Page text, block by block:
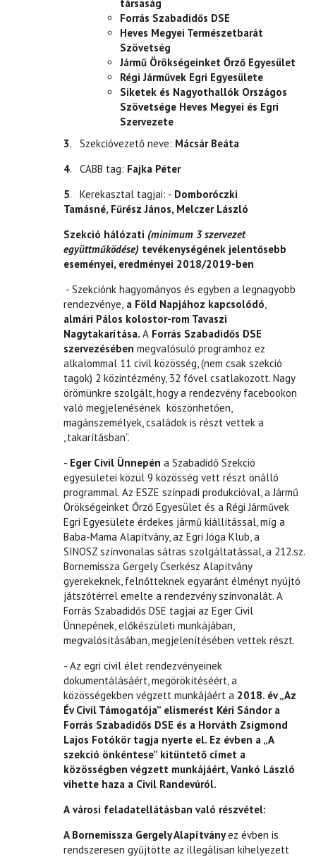
társaság
Forrás Szabadidős DSE
Heves Megyei Természetbarát
Szövetség
Jármű Örökségeinket Őrző Egyesület
Régi Járművek Egri Egyesülete
Siketek és Nagyothallók Országos
Szövetsége Heves Megyei és Egri
Szervezete
3. Szekcióvezető neve: Mácsár Beáta
4. CABB tag: Fajka Péter
5. Kerekasztal tagjai: - Domboróczki
Tamásné, Fűrész János, Melczer László
Szekció hálózati (minimum 3 szervezet
együttműködése) tevékenységének jelentősebb
eseményei, eredményei 2018/2019-ben
- Szekciónk hagyományos és egyben a legnagyobb
rendezvénye, a Föld Napjához kapcsolódó,
almári Pálos kolostor-rom Tavaszi
Nagytakarítása. A Forrás Szabadidős DSE
szervezésében megvalósuló programhoz ez
alkalommal 11 civil közösség, (nem csak szekció
tagok) 2 közintézmény, 32 fővel csatlakozott. Nagy
örömünkre szolgált, hogy a rendezvény facebookon
való megjelenésének köszönhetően,
magánszemélyek, családok is részt vettek a
„takarításban”.
- Eger Civil Ünnepén a Szabadidő Szekció
egyesületei közül 9 közösség vett részt önálló
programmal. Az ESZE színpadi produkcióval, a Jármű
Örökségeinket Őrző Egyesület és a Régi Járművek
Egri Egyesülete érdekes jármű kiállítással, míg a
Baba-Mama Alapítvány, az Egri Jóga Klub, a
SINOSZ színvonalas sátras szolgáltatással, a 212.sz.
Bornemissza Gergely Cserkész Alapítvány
gyerekeknek, felnőtteknek egyaránt élményt nyújtó
játszótérrel emelte a rendezvény színvonalát. A
Forrás Szabadidős DSE tagjai az Eger Civil
Ünnepének, előkészületi munkájában,
megvalósításában, megjelenítésében vettek részt.
- Az egri civil élet rendezvényeinek
dokumentálásáért, megörökítéséért, a
közösségekben végzett munkájáért a 2018. év „Az
Év Civil Támogatója” elismerést Kéri Sándor a
Forrás Szabadidős DSE és a Horváth Zsigmond
Lajos Fotókör tagja nyerte el. Ez évben a „A
szekció önkéntese” kitüntető címet a
közösségben végzett munkájáért, Vankó László
vihette haza a Civil Randevúról.
A városi feladatellátásban való részvétel:
A Bornemissza Gergely Alapítványez évben is
rendszeresen gyűjtötte az illegálisan kihelyezett